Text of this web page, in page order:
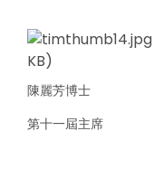
陳麗芳博士
第十一屆主席